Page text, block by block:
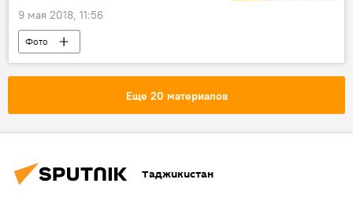
9 мая 2018, 11:56
Фото
9 мая - День Победы в Великой Отечественной войне
Новости Душанбе
Еще 20 материалов
Таджикистан